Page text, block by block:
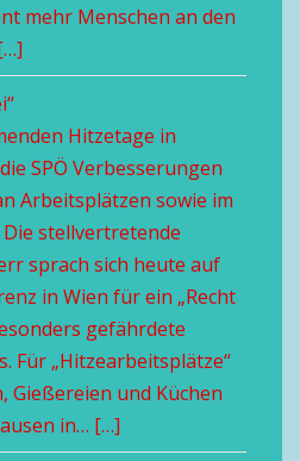
mehr Menschen an den
Hitzetage in
SPÖ Verbesserungen
Arbeitsplätzen sowie im
stellvertretende
sprach sich heute auf
in Wien für ein „Recht
gefährdete
Für „Hitzearbeitsplätze“
Gießereien und Küchen
in… […]